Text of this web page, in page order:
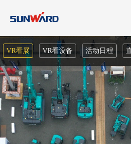
VR看展 VR看设备 活动日程